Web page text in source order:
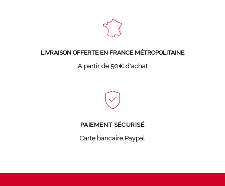
LIVRAISON OFFERTE EN FRANCE MÉTROPOLITAINE
A partir de 50€ d'achat
PAIEMENT SÉCURISÉ
Carte bancaire,Paypal